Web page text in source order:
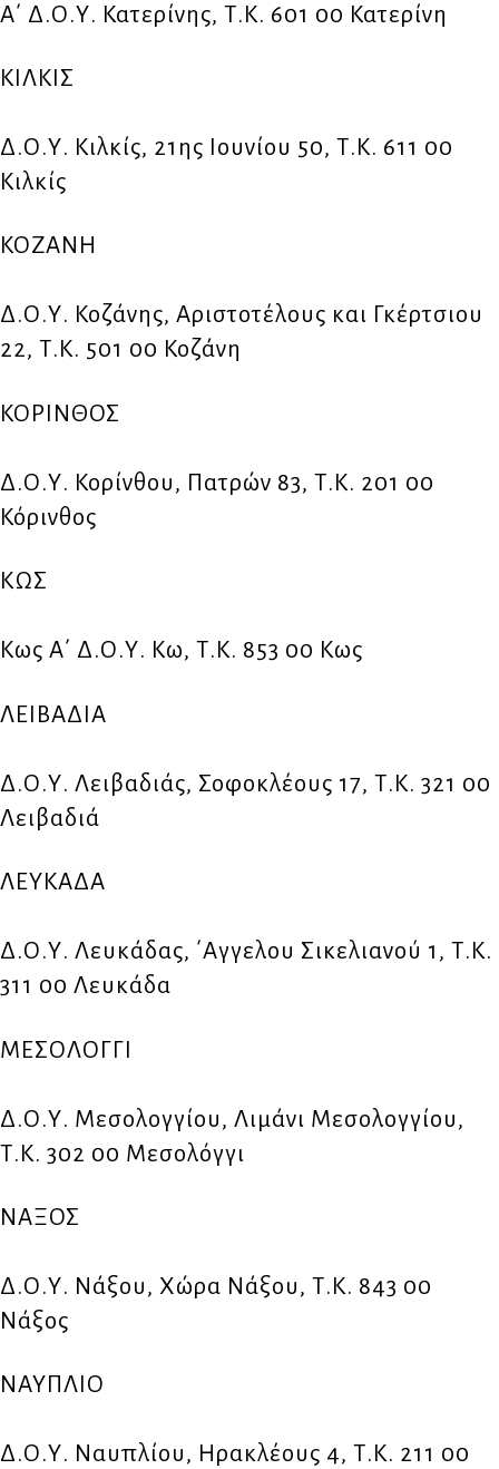
Α΄ Δ.Ο.Υ. Κατερίνης, Τ.Κ. 601 00 Κατερίνη
ΚΙΛΚΙΣ
Δ.Ο.Υ. Κιλκίς, 21ης Ιουνίου 50, Τ.Κ. 611 00
Κιλκίς
ΚΟΖΑΝΗ
Δ.Ο.Υ. Κοζάνης, Αριστοτέλους και Γκέρτσιου
22, Τ.Κ. 501 00 Κοζάνη
ΚΟΡΙΝΘΟΣ
Δ.Ο.Υ. Κορίνθου, Πατρών 83, Τ.Κ. 201 00
Κόρινθος
ΚΩΣ
Κως Α΄ Δ.Ο.Υ. Κω, Τ.Κ. 853 00 Κως
ΛΕΙΒΑΔΙΑ
Δ.Ο.Υ. Λειβαδιάς, Σοφοκλέους 17, Τ.Κ. 321 00
Λειβαδιά
ΛΕΥΚΑΔΑ
Δ.Ο.Υ. Λευκάδας, ΄Αγγελου Σικελιανού 1, Τ.Κ.
311 00 Λευκάδα
ΜΕΣΟΛΟΓΓΙ
Δ.Ο.Υ. Μεσολογγίου, Λιμάνι Μεσολογγίου,
Τ.Κ. 302 00 Μεσολόγγι
ΝΑΞΟΣ
Δ.Ο.Υ. Νάξου, Χώρα Νάξου, Τ.Κ. 843 00
Νάξος
ΝΑΥΠΛΙΟ
Δ.Ο.Υ. Ναυπλίου, Ηρακλέους 4, Τ.Κ. 211 00